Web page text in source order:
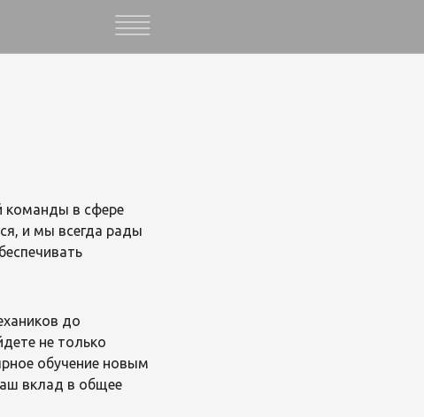
команды в сфере
и мы всегда рады
до
не только
обучение новым
вклад в общее